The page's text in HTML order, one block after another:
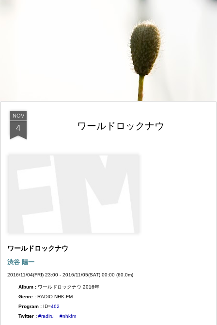
NOV
4 ワールドロックナウ
ワールドロックナウ
渋谷 陽一
2016/11/04(FRI) 23:00 - 2016/11/05(SAT) 00:00 (60.0m)
Album : ワールドロックナウ 2016年
Genre : RADIO NHK-FM
Program : ID=462
Twitter : #radiru #nhkfm